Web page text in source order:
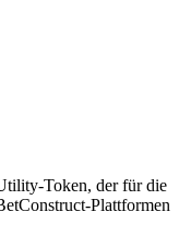
Token, der für die
Plattformen